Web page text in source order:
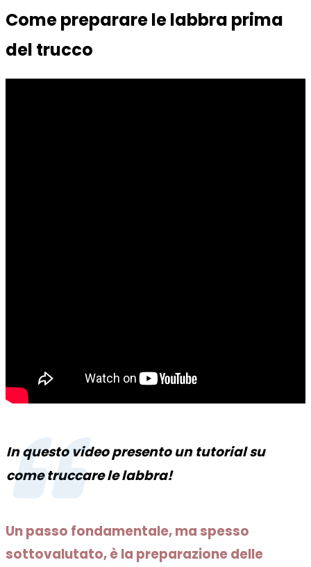
Come preparare le labbra prima
del trucco
In questo video presento un tutorial su
come truccare le labbra!
Un passo fondamentale, ma spesso
sottovalutato, è la preparazione delle